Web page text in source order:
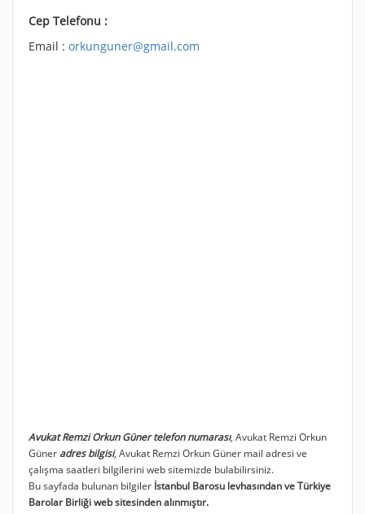
Cep Telefonu :
Email : orkunguner@gmail.com
Avukat Remzi Orkun Güner telefon numarası, Avukat Remzi Orkun
Güner adres bilgisi, Avukat Remzi Orkun Güner mail adresi ve
çalışma saatleri bilgilerini web sitemizde bulabilirsiniz.
Bu sayfada bulunan bilgiler İstanbul Barosu levhasından ve Türkiye
Barolar Birliği web sitesinden alınmıştır.